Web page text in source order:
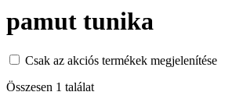
pamut tunika
Csak az akciós termékek megjelenítése
Összesen 1 találat